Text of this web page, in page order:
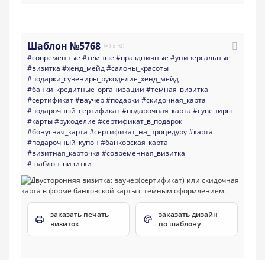
Шаблон №5768 90 x 50
#современные #темные #праздничные #универсальные
#визитка #хенд_мейд#салоны_красоты
#подарки_сувениры_рукоделие_хенд_мейд
#банки_кредитные_организации #темная_визитка
#сертификат#ваучер#подарки #скидочная_карта
#подарочный_сертификат#подарочная_карта #сувениры
#карты#рукоделие #сертификат_в_подарок
#бонусная_карта #сертификат_на_процедуру#карта
#подарочный_купон #банковская_карта
#визитная_карточка #современная_визитка
#шаблон_визитки
заказать печать
визиток
заказать дизайн
по шаблону